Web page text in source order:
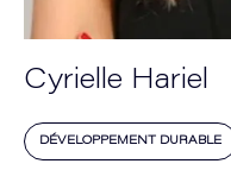
Cyrielle Hariel
DÉVELOPPEMENT DURABLE